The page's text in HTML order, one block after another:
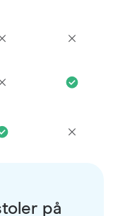
på